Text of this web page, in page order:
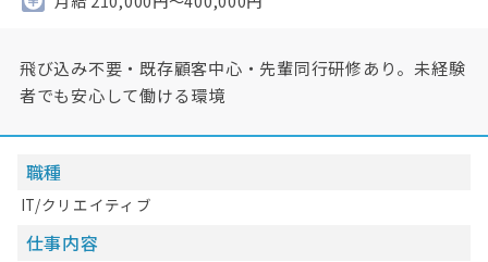
飛び込み不要・既存顧客中心・先輩同行研修あり。未経験
者でも安心して働ける環境
職種
IT/クリエイティブ
仕事内容